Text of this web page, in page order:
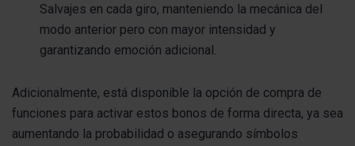
Salvajes en cada giro, manteniendo la mecánica del
modo anterior pero con mayor intensidad y
garantizando emoción adicional.
Adicionalmente, está disponible la opción de compra de
funciones para activar estos bonos de forma directa, ya sea
aumentando la probabilidad o asegurando símbolos